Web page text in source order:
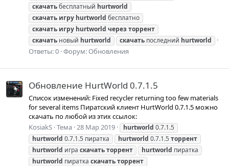
скачатьбесплатный hurtworld
скачать игру hurtworld бесплатно
скачать игру hurtworld через торрент
скачать новый hurtworld скачать последний hurtworld
Ответы: 0 Форум:Обновления
Обновление HurtWorld 0.7.1.5
Список изменений: Fixed recycler returning too few materials
for several items Пиратский клиент HurtWorld 0.7.1.5 можно
скачать по любой из этих ссылок:
KosiakS Тема 28 Мар 2019 hurtworld 0.7.1.5
hurtworld 0.7.1.5 пиратка hurtworld 0.7.1.5 торрент
hurtworld игра скачатьторрент hurtworld пиратка
hurtworld пиратка скачатьторрент